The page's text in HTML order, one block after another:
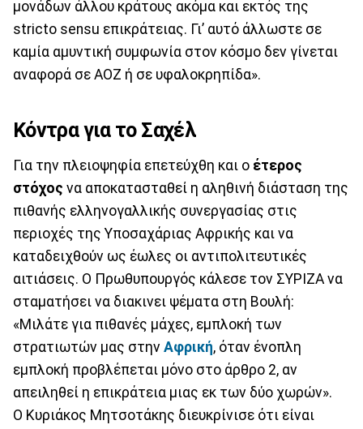
μονάδων άλλου κράτους ακόμα και εκτός της
stricto sensu επικράτειας. Γι’ αυτό άλλωστε σε
καμία αμυντική συμφωνία στον κόσμο δεν γίνεται
αναφορά σε ΑΟΖ ή σε υφαλοκρηπίδα».
Κόντρα για το Σαχέλ
Για την πλειοψηφία επετεύχθη και ο έτερος
στόχος να αποκατασταθεί η αληθινή διάσταση της
πιθανής ελληνογαλλικής συνεργασίας στις
περιοχές της Υποσαχάριας Αφρικής και να
καταδειχθούν ως έωλες οι αντιπολιτευτικές
αιτιάσεις. Ο Πρωθυπουργός κάλεσε τον ΣΥΡΙΖΑ να
σταματήσει να διακινει ψέματα στη Βουλή:
«Μιλάτε για πιθανές μάχες, εμπλοκή των
στρατιωτών μας στην Αφρική, όταν ένοπλη
εμπλοκή προβλέπεται μόνο στο άρθρο 2, αν
απειληθεί η επικράτεια μιας εκ των δύο χωρών».
Ο Κυριάκος Μητσοτάκης διευκρίνισε ότι είναι